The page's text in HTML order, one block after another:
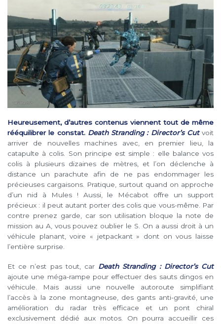
Heureusement, d’autres contenus viennent tout de même
rééquilibrer le constat. Death Stranding : Director’s Cutvoit
arriver de nouvelles machines avec, en premier lieu, la
catapulte à colis. Son principe est simple : elle balance vos
colis à plusieurs dizaines de mètres, et l’on déclenche à
distance un parachute afin de ne pas endommager les
précieuses cargaisons. Pratique, surtout quand on approche
d’un nid à Mules ! Aussi, le Mécabot offre un support
précieux : il peut autant porter des colis que vous-même. Par
contre prenez garde, car son utilisation bloque la note de
mission au A, vous pouvez oublier le S. On a aussi droit à un
véhicule planant, voire « jetpackant » dont on vous laisse
l’entière surprise.
Et ce n’est pas tout, car Death Stranding : Director’s Cut
ajoute une méga-rampe pour effectuer des sauts dingos en
véhicule. Mais aussi une nouvelle autoroute simplifiant
l’accès à la zone montagneuse, des gants anti-gravité, une
amélioration du radar très efficace et un pont chiral
exclusivement dédié aux motos. On pourra accueillir ces